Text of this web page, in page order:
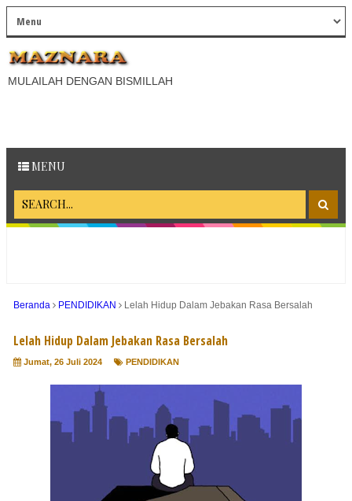
MULAILAH DENGAN BISMILLAH
MENU
Beranda PENDIDIKAN Lelah Hidup Dalam Jebakan Rasa Bersalah
Lelah Hidup Dalam Jebakan Rasa Bersalah
Jumat, 26 Juli 2024 PENDIDIKAN